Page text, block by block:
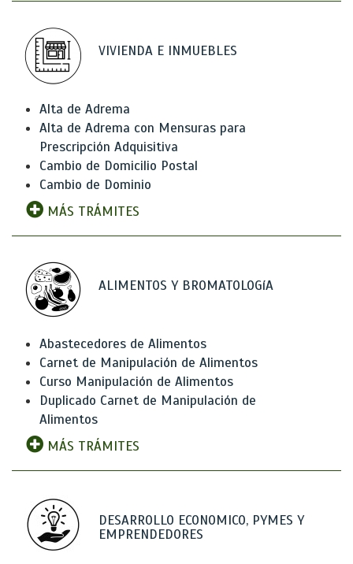
VIVIENDA E INMUEBLES
Alta de Adrema
Alta de Adrema con Mensuras para
Prescripción Adquisitiva
Cambio de Domicilio Postal
Cambio de Dominio
MÁS TRÁMITES
ALIMENTOS Y BROMATOLOGíA
Abastecedores de Alimentos
Carnet de Manipulación de Alimentos
Curso Manipulación de Alimentos
Duplicado Carnet de Manipulación de
Alimentos
MÁS TRÁMITES
DESARROLLO ECONOMICO, PYMES Y
EMPRENDEDORES